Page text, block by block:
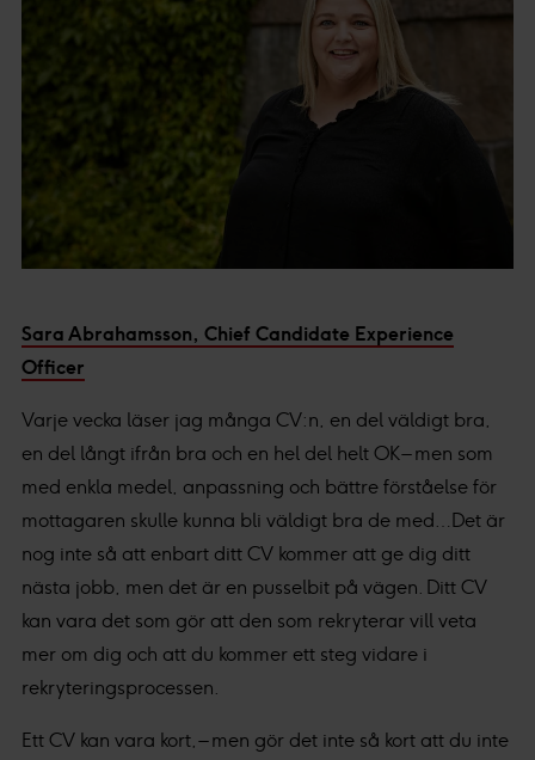
Sara Abrahamsson, Chief Candidate Experience
Officer
Varje vecka läser jag många CV:n, en del väldigt bra,
en del långt ifrån bra och en hel del helt OK – men som
med enkla medel, anpassning och bättre förståelse för
mottagaren skulle kunna bli väldigt bra de med…Det är
nog inte så att enbart ditt CV kommer att ge dig ditt
nästa jobb, men det är en pusselbit på vägen. Ditt CV
kan vara det som gör att den som rekryterar vill veta
mer om dig och att du kommer ett steg vidare i
rekryteringsprocessen.
Ett CV kan vara kort, – men gör det inte så kort att du inte